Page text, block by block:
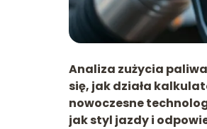
Analiza zużycia
się, jak działa
nowoczesne
jak styl jazdy i